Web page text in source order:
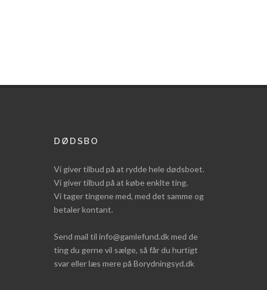
DØDSBO
Vi giver tilbud på at rydde hele dødsboet.
Vi giver tilbud på at købe enklte ting.
Vi tager tingene med, med det samme og
betaler kontant.
Send mail til info@gamlefund.dk med de
ting du gerne vil sælge, så får du hurtigt
svar eller læs mere på Borydningsyd.dk